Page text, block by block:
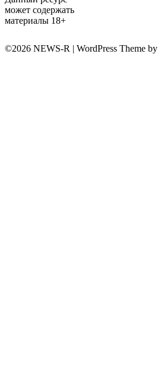
может содержать
материалы 18+
©2026 NEWS-R | WordPress Theme by